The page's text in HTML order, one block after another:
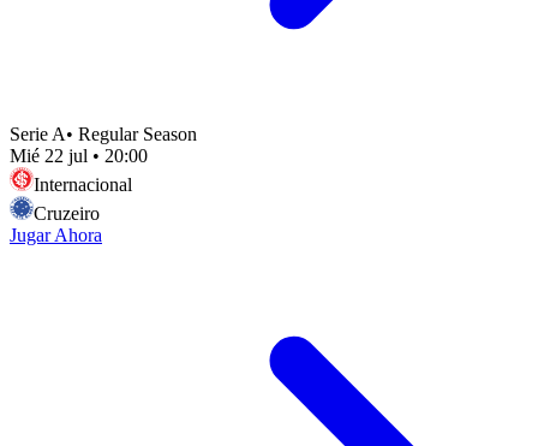
Serie A• Regular Season
Mié 22 jul • 20:00
Internacional
Cruzeiro
Jugar Ahora